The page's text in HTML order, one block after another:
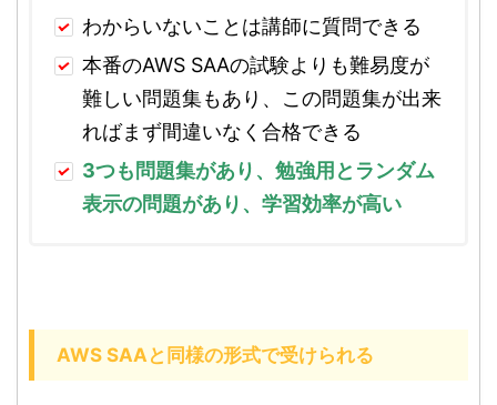
わからいないことは講師に質問できる
本番のAWS SAAの試験よりも難易度が
難しい問題集もあり、この問題集が出来
ればまず間違いなく合格できる
3つも問題集があり、勉強用とランダム
表示の問題があり、学習効率が高い
AWS SAAと同様の形式で受けられる